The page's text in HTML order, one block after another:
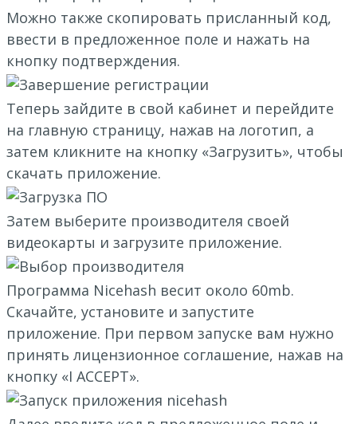
Можно также скопировать присланный код,
ввести в предложенное поле и нажать на
кнопку подтверждения.
Теперь зайдите в свой кабинет и перейдите
на главную страницу, нажав на логотип, а
затем кликните на кнопку «Загрузить», чтобы
скачать приложение.
Затем выберите производителя своей
видеокарты и загрузите приложение.
Программа Nicehash весит около 60mb.
Скачайте, установите и запустите
приложение. При первом запуске вам нужно
принять лицензионное соглашение, нажав на
кнопку «I ACCEPT».